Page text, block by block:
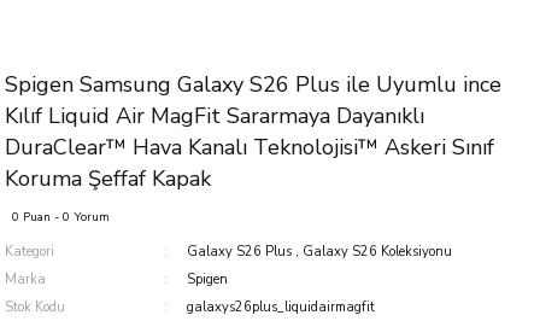
Spigen Samsung Galaxy S26 Plus ile Uyumlu ince
Kılıf Liquid Air MagFit Sararmaya Dayanıklı
DuraClear™ Hava Kanalı Teknolojisi™ Askeri Sınıf
Koruma Şeffaf Kapak
0 Puan - 0 Yorum
Kategori Galaxy S26 Plus , Galaxy S26 Koleksiyonu
Marka
Spigen
Stok Kodu
galaxys26plus_liquidairmagfit